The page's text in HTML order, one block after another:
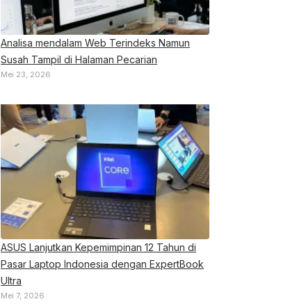
Analisa mendalam Web Terindeks Namun
Susah Tampil di Halaman Pecarian
Mei 23, 2026
ASUS Lanjutkan Kepemimpinan 12 Tahun di
Pasar Laptop Indonesia dengan ExpertBook
Ultra
Mei 7, 2026